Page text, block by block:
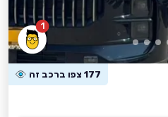
1
177 צפו ברכב זה